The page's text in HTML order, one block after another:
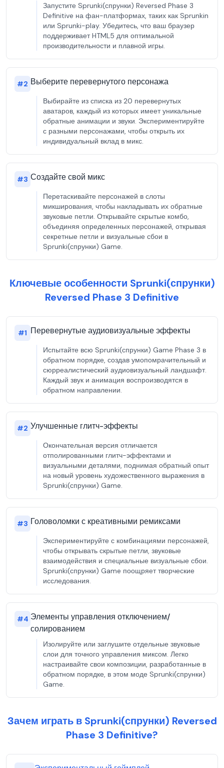
Запустите Sprunki(спрунки) Reversed Phase 3
Definitive на фан-платформах, таких как Sprunkin
или Sprunki-play. Убедитесь, что ваш браузер
поддерживает HTML5 для оптимальной
производительности и плавной игры.
#2 Выберите перевернутого персонажа
Выбирайте из списка из 20 перевернутых
аватаров, каждый из которых имеет уникальные
обратные анимации и звуки. Экспериментируйте
с разными персонажами, чтобы открыть их
индивидуальный вклад в микс.
#3 Создайте свой микс
Перетаскивайте персонажей в слоты
микширования, чтобы накладывать их обратные
звуковые петли. Открывайте скрытые комбо,
объединяя определенных персонажей, открывая
секретные петли и визуальные сбои в
Sprunki(спрунки) Game.
Ключевые особенности Sprunki(спрунки)
Reversed Phase 3 Definitive
#1 Перевернутые аудиовизуальные эффекты
Испытайте всю Sprunki(спрунки) Game Phase 3 в
обратном порядке, создав умопомрачительный и
сюрреалистический аудиовизуальный ландшафт.
Каждый звук и анимация воспроизводятся в
обратном направлении.
#2 Улучшенные глитч-эффекты
Окончательная версия отличается
отполированными глитч-эффектами и
визуальными деталями, поднимая обратный опыт
на новый уровень художественного выражения в
Sprunki(спрунки) Game.
#3 Головоломки с креативными ремиксами
Экспериментируйте с комбинациями персонажей,
чтобы открывать скрытые петли, звуковые
взаимодействия и специальные визуальные сбои.
Sprunki(спрунки) Game поощряет творческие
исследования.
#4 Элементы управления отключением/
солированием
Изолируйте или заглушите отдельные звуковые
слои для точного управления миксом. Легко
настраивайте свои композиции, разработанные в
обратном порядке, в этом моде Sprunki(спрунки)
Game.
Зачем играть в Sprunki(спрунки) Reversed
Phase 3 Definitive?